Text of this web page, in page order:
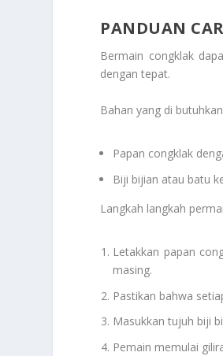
PANDUAN
Bermain congklak
dengan tepat.
Bahan yang di
Papan congklak
Biji bijian atau batu
Langkah langkah
Letakkan papan
masing.
Pastikan bahwa
Masukkan tujuh biji
Pemain memulai